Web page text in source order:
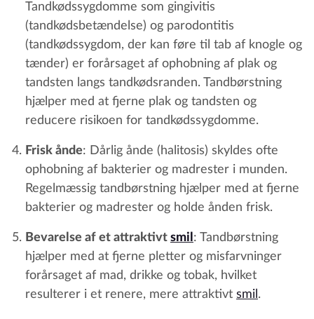
Tandkødssygdomme som gingivitis
(tandkødsbetændelse) og parodontitis
(tandkødssygdom, der kan føre til tab af knogle og
tænder) er forårsaget af ophobning af plak og
tandsten langs tandkødsranden. Tandbørstning
hjælper med at fjerne plak og tandsten og
reducere risikoen for tandkødssygdomme.
Frisk ånde: Dårlig ånde (halitosis) skyldes ofte
ophobning af bakterier og madrester i munden.
Regelmæssig tandbørstning hjælper med at fjerne
bakterier og madrester og holde ånden frisk.
Bevarelse af et attraktivt smil : Tandbørstning
hjælper med at fjerne pletter og misfarvninger
forårsaget af mad, drikke og tobak, hvilket
resulterer i et renere, mere attraktivt smil .